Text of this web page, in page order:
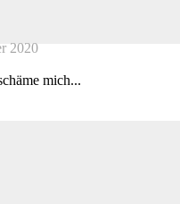
2020
mich...